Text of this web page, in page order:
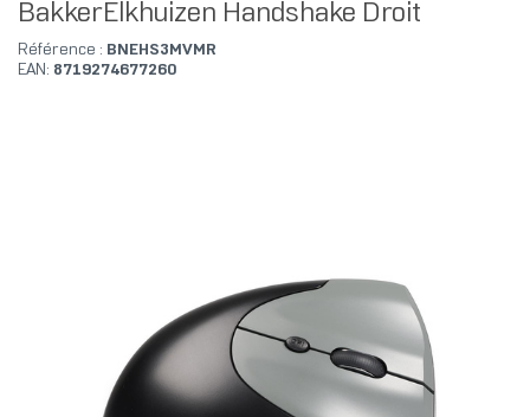
BakkerElkhuizen Handshake Droit
Référence : BNEHS3MVMR
EAN: 8719274677260